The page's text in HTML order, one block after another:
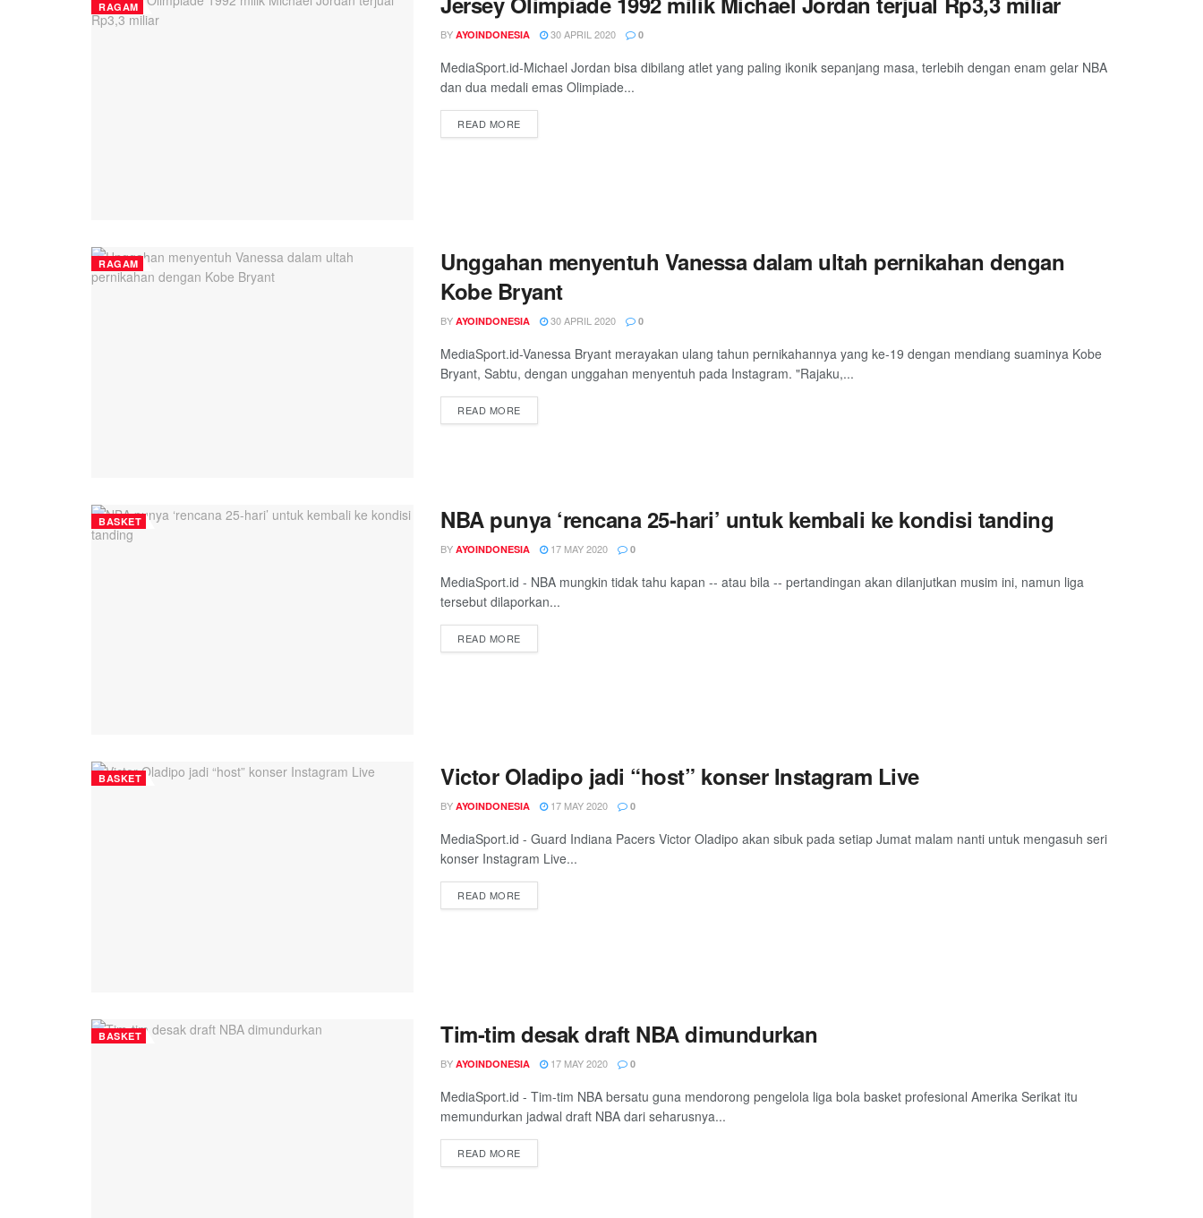
RAGAM
BY AYOINDONESIA 30 APRIL 2020 0
MediaSport.id-Michael Jordan bisa dibilang atlet yang paling ikonik sepanjang masa, terlebih dengan enam gelar NBA
dan dua medali emas Olimpiade...
READ MOREDETAILS
RAGAM
Unggahan menyentuh Vanessa dalam ultah pernikahan dengan
Kobe Bryant
BY AYOINDONESIA 30 APRIL 2020 0
MediaSport.id-Vanessa Bryant merayakan ulang tahun pernikahannya yang ke-19 dengan mendiang suaminya Kobe
Bryant, Sabtu, dengan unggahan menyentuh pada Instagram. "Rajaku,...
READ MOREDETAILS
BASKET NBA punya ‘rencana 25-hari’ untuk kembali ke kondisi tanding
BY AYOINDONESIA 17 MAY 2020 0
MediaSport.id - NBA mungkin tidak tahu kapan -- atau bila -- pertandingan akan dilanjutkan musim ini, namun liga
tersebut dilaporkan...
READ MOREDETAILS
BASKET Victor Oladipo jadi “host” konser Instagram Live
BY AYOINDONESIA 17 MAY 2020 0
MediaSport.id - Guard Indiana Pacers Victor Oladipo akan sibuk pada setiap Jumat malam nanti untuk mengasuh seri
konser Instagram Live...
READ MOREDETAILS
BASKET Tim-tim desak draft NBA dimundurkan
BY AYOINDONESIA 17 MAY 2020 0
MediaSport.id - Tim-tim NBA bersatu guna mendorong pengelola liga bola basket profesional Amerika Serikat itu
memundurkan jadwal draft NBA dari seharusnya...
READ MOREDETAILS